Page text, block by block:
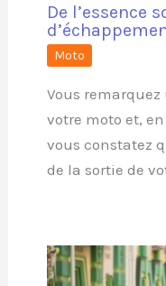
De l’essence
Moto
Vous remarquez
votre moto et,
vous constatez
de la sortie de